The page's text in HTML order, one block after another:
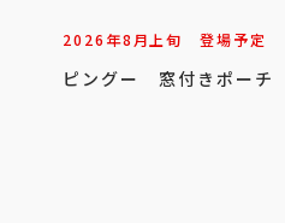
2026年8月上旬 登場予定
ピングー 窓付きポーチ